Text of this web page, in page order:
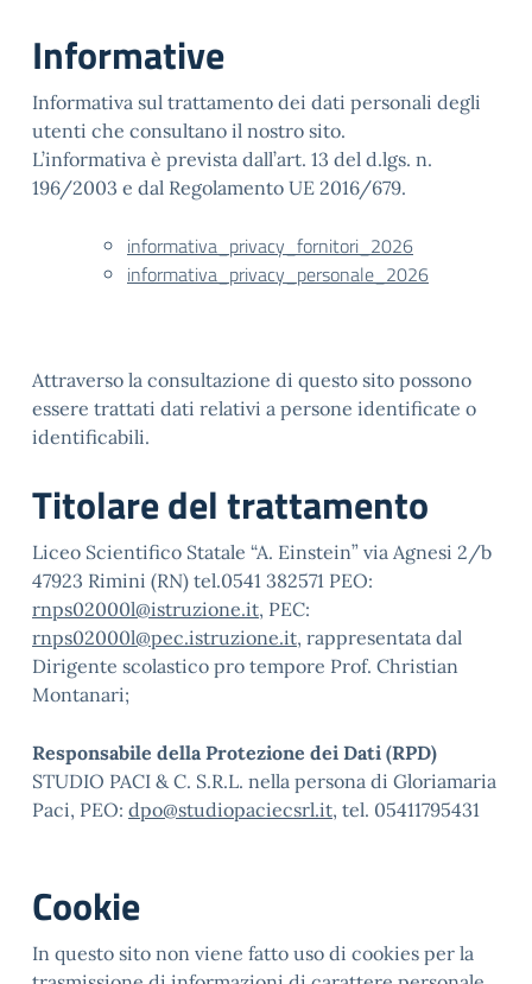
Informative
Informativa sul trattamento dei dati personali degli
utenti che consultano il nostro sito.
L’informativa è prevista dall’art. 13 del d.lgs. n.
196/2003 e dal Regolamento UE 2016/679.
informativa_privacy_fornitori_2026
informativa_privacy_personale_2026
Attraverso la consultazione di questo sito possono
essere trattati dati relativi a persone identificate o
identificabili.
Titolare del trattamento
Liceo Scientifico Statale “A. Einstein” via Agnesi 2/b
47923 Rimini (RN) tel.0541 382571 PEO:
rnps02000l@istruzione.it, PEC:
rnps02000l@pec.istruzione.it, rappresentata dal
Dirigente scolastico pro tempore Prof. Christian
Montanari;
Responsabile della Protezione dei Dati (RPD)
STUDIO PACI & C. S.R.L. nella persona di Gloriamaria
Paci, PEO: dpo@studiopaciecsrl.it, tel. 05411795431
Cookie
In questo sito non viene fatto uso di cookies per la